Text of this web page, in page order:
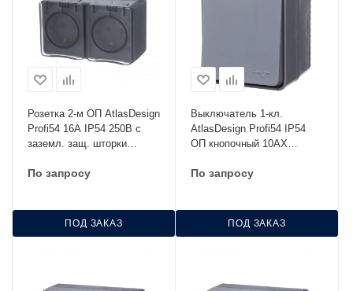
Розетка 2-м ОП AtlasDesign
Profi54 16А IP54 250В с
заземл. защ. шторки
По запросу
ПОД ЗАКАЗ
Выключатель 1-кл.
AtlasDesign Profi54 IP54
ОП кнопочный 10АХ
По запросу
ПОД ЗАКАЗ